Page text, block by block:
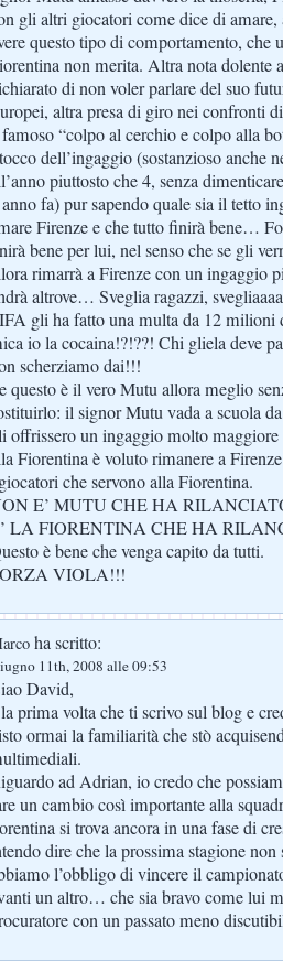
gli altri giocatori come dice di
questo tipo di comportamento, che
non merita. Altra nota dolente
di non voler parlare del suo
altra presa di giro nei confronti
“colpo al cerchio e colpo alla
dell’ingaggio (sostanzioso anche
piuttosto che 4, senza
anno fa) pur sapendo quale sia il tetto
Firenze e che tutto finirà bene…
bene per lui, nel senso che se gli
rimarrà a Firenze con un ingaggio
altrove… Sveglia ragazzi,
gli ha fatto una multa da 12 milioni
io la cocaina!?!??! Chi gliela deve
scherziamo dai!!!
questo è il vero Mutu allora meglio
il signor Mutu vada a scuola
offrissero un ingaggio molto
Fiorentina è voluto rimanere a
che servono alla Fiorentina.
E’ MUTU CHE HA
LA FIORENTINA CHE HA
è bene che venga capito da tutti.
VIOLA!!!
ha scritto:
11th, 2008 alle 09:53
David,
prima volta che ti scrivo sul blog e
ormai la familiarità che stò
ad Adrian, io credo che
un cambio così importante alla
si trova ancora in una fase di
dire che la prossima stagione
l’obbligo di vincere il
un altro… che sia bravo come lui
con un passato meno